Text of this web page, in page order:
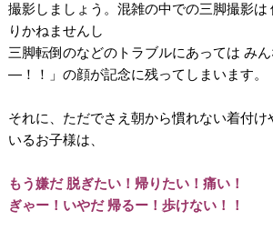
撮影しましょう。混雑の中での三脚撮影は
りかねませんし
三脚転倒のなどのトラブルにあっては み
―！！」の顔が記念に残ってしまいます。
それに、ただでさえ朝から慣れない着付け
いるお子様は、
もう嫌だ 脱ぎたい！帰りたい！ 痛い！
ぎゃー！いやだ 帰るー！歩けない！！